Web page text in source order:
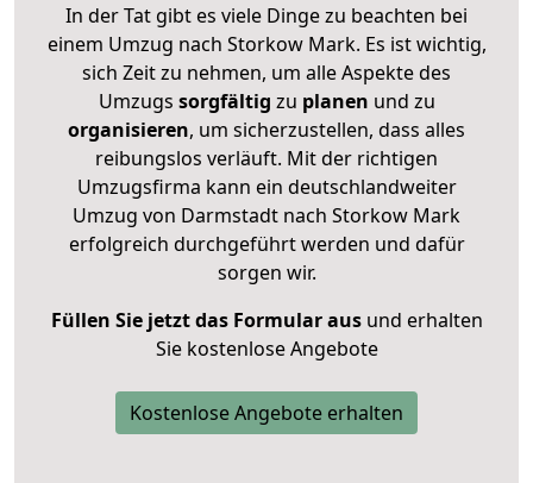
In der Tat gibt es viele Dinge zu beachten bei
einem Umzug nach Storkow Mark. Es ist wichtig,
sich Zeit zu nehmen, um alle Aspekte des
Umzugs sorgfältig zu planen und zu
organisieren, um sicherzustellen, dass alles
reibungslos verläuft. Mit der richtigen
Umzugsfirma kann ein deutschlandweiter
Umzug von Darmstadt nach Storkow Mark
erfolgreich durchgeführt werden und dafür
sorgen wir.
Füllen Sie jetzt das Formular ausund erhalten
Sie kostenlose Angebote
Kostenlose Angebote erhalten